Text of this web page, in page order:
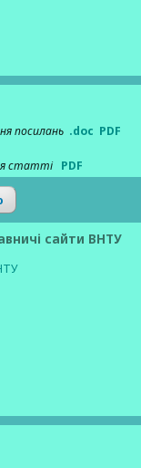
посилань .doc PDF
статті PDF
сайти ВНТУ